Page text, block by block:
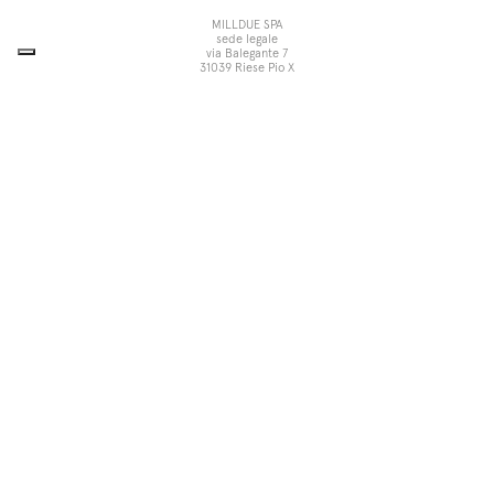
MILLDUE SPA
sede legale
via Balegante 7
31039 Riese Pio X